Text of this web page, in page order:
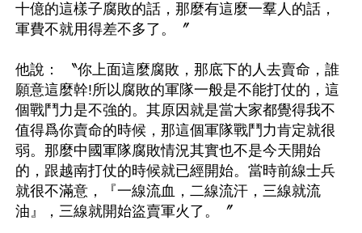
十億的這樣子腐敗的話，那麼有這麼一羣人的話，
軍費不就用得差不多了。〞
他說： 〝你上面這麼腐敗，那底下的人去賣命，誰
願意這麼幹!所以腐敗的軍隊一般是不能打仗的，這
個戰鬥力是不強的。其原因就是當大家都覺得我不
值得爲你賣命的時候，那這個軍隊戰鬥力肯定就很
弱。那麼中國軍隊腐敗情況其實也不是今天開始
的，跟越南打仗的時候就已經開始。當時前線士兵
就很不滿意，『一線流血，二線流汗，三線就流
油』，三線就開始盜賣軍火了。〞